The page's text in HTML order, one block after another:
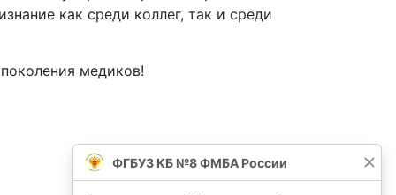
как среди коллег, так и среди
медиков!
ФГБУЗ КБ №8 ФМБА России